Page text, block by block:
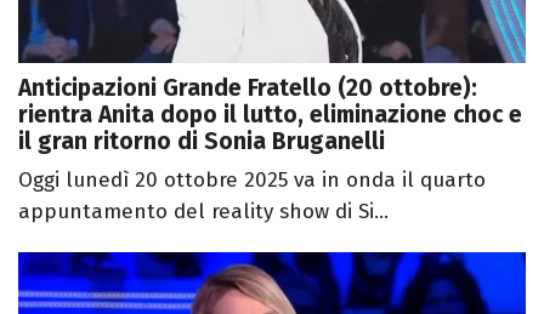
Anticipazioni Grande Fratello (20 ottobre):
rientra Anita dopo il lutto, eliminazione choc e
il gran ritorno di Sonia Bruganelli
Oggi lunedì 20 ottobre 2025 va in onda il quarto
appuntamento del reality show di Si...